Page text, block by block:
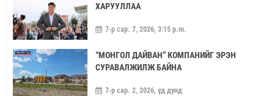
ХАРУУЛЛАА
7-р сар. 7, 2026, 3:15 p.m.
“МОНГОЛ ДАЙВАН” КОМПАНИЙГ ЭРЭН
СУРАВАЛЖИЛЖ БАЙНА
7-р сар. 2, 2026, үд дунд